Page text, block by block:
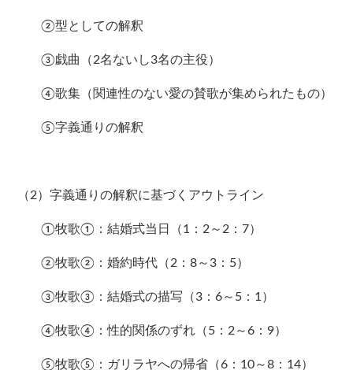
②型としての解釈
③戯曲（2名ないし3名の主役）
④歌集（関連性のない愛の賛歌が集められたもの）
⑤字義通りの解釈
（2）字義通りの解釈に基づくアウトライン
①牧歌①：結婚式当日（1：2～2：7）
②牧歌②：婚約時代（2：8～3：5）
③牧歌③：結婚式の描写（3：6～5：1）
④牧歌④：性的関係のずれ（5：2～6：9）
⑤牧歌⑤：ガリラヤへの帰省（6：10～8：14）